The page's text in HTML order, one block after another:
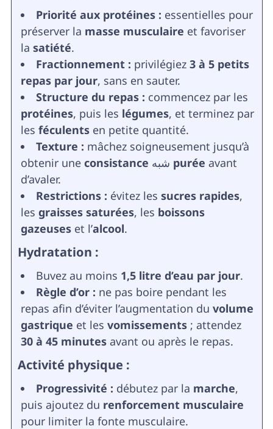
Priorité aux protéines : essentielles pour
préserver la masse musculaire et favoriser
la satiété.
Fractionnement : privilégiez 3 à 5 petits
repas par jour, sans en sauter.
Structure du repas : commencez par les
protéines, puis les légumes, et terminez par
les féculentsen petite quantité.
Texture : mâchez soigneusement jusqu’à
obtenir une
consistance شبه purée avant
d’avaler.
Restrictions : évitez les sucres rapides,
les graisses saturées, les boissons
gazeuseset l’alcool.
Hydratation :
Buvez au moins 1,5 litre d’eau par jour.
Règle d’or : ne pas boire pendant les
repas afin d’éviter l’augmentation du volume
gastrique et les vomissements; attendez
30 à 45 minutesavant ou après le repas.
Activité physique :
Progressivité : débutez par la marche,
puis ajoutez du renforcement musculaire
pour limiter la fonte musculaire.